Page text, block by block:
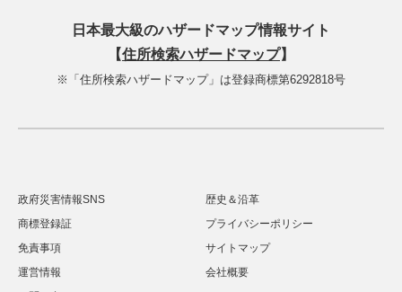
日本最大級のハザードマップ情報サイト
【住所検索ハザードマップ】
※「住所検索ハザードマップ」は登録商標第6292818号
政府災害情報SNS
歴史＆沿革
商標登録証
プライバシーポリシー
免責事項
サイトマップ
運営情報
会社概要